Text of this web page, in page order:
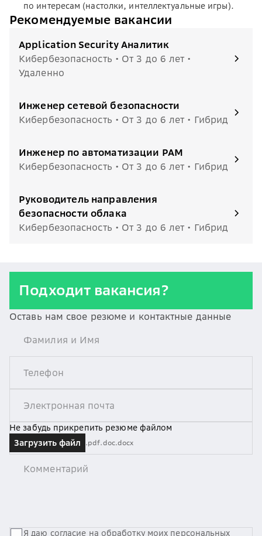
по интересам (настолки, интеллектуальные игры).
Рекомендуемые вакансии
Application Security Аналитик
Кибербезопасность • От 3 до 6 лет •
Удаленно
Инженер сетевой безопасности
Кибербезопасность • От 3 до 6 лет • Гибрид
Инженер по автоматизации PAM
Кибербезопасность • От 3 до 6 лет • Гибрид
Руководитель направления
безопасности облака
Кибербезопасность • От 3 до 6 лет • Гибрид
Подходит вакансия?
Оставь нам свое резюме и контактные данные
Не забудь прикрепить резюме файлом
Загрузить файл
.pdf.doc.docx
Я даю согласие на обработку моих персональных